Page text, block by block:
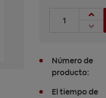
Cantidad de
Número de
producto:
El tiempo de